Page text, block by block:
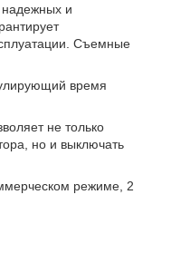
и
Съемные
время
не только
но и выключать
режиме, 2